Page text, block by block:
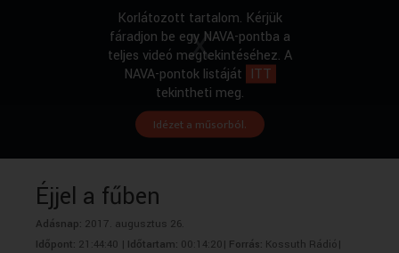
OKTATÁS
OKTATÁS
Korlátozott tartalom. Kérjük
fáradjon be egy NAVA-pontba a
teljes videó megtekintéséhez. A
NAVA-pontok listáját ITT
tekintheti meg.
Idézet a műsorból.
Éjjel a fűben
Adásnap: 2017. augusztus 26.
Időpont: 21:44:40 | Időtartam: 00:14:20| Forrás: Kossuth Rádió|